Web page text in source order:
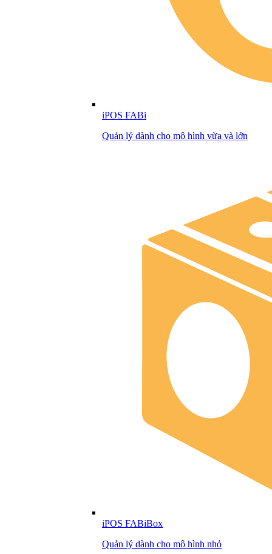
iPOS FABi
Quản lý dành cho mô hình vừa và lớn
iPOS FABiBox
Quản lý dành cho mô hình nhỏ